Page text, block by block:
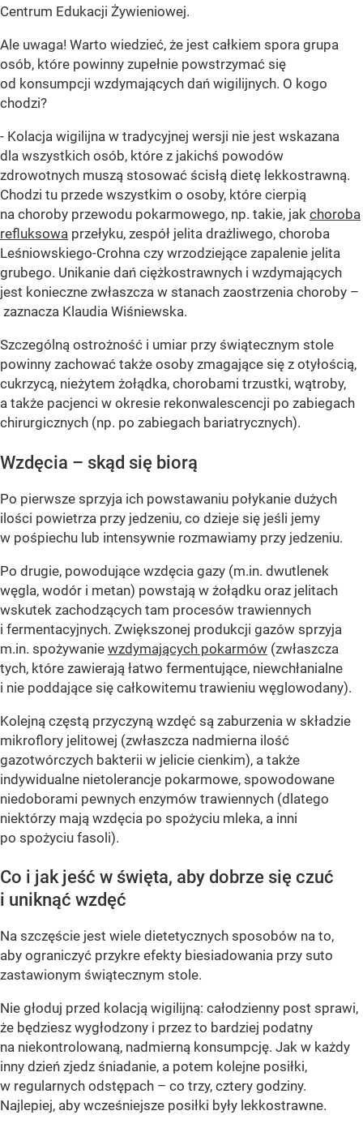
Centrum Edukacji Żywieniowej.
Ale uwaga! Warto wiedzieć, że jest całkiem spora grupa
osób, które powinny zupełnie powstrzymać się
od konsumpcji wzdymających dań wigilijnych. O kogo
chodzi?
- Kolacja wigilijna w tradycyjnej wersji nie jest wskazana
dla wszystkich osób, które z jakichś powodów
zdrowotnych muszą stosować ścisłą dietę lekkostrawną.
Chodzi tu przede wszystkim o osoby, które cierpią
na choroby przewodu pokarmowego, np. takie, jak choroba
refluksowa przełyku, zespół jelita drażliwego, choroba
Leśniowskiego-Crohna czy wrzodziejące zapalenie jelita
grubego. Unikanie dań ciężkostrawnych i wzdymających
jest konieczne zwłaszcza w stanach zaostrzenia choroby –
zaznacza Klaudia Wiśniewska.
Szczególną ostrożność i umiar przy świątecznym stole
powinny zachować także osoby zmagające się z otyłością,
cukrzycą, nieżytem żołądka, chorobami trzustki, wątroby,
a także pacjenci w okresie rekonwalescencji po zabiegach
chirurgicznych (np. po zabiegach bariatrycznych).
Wzdęcia – skąd się biorą
Po pierwsze sprzyja ich powstawaniu połykanie dużych
ilości powietrza przy jedzeniu, co dzieje się jeśli jemy
w pośpiechu lub intensywnie rozmawiamy przy jedzeniu.
Po drugie, powodujące wzdęcia gazy (m.in. dwutlenek
węgla, wodór i metan) powstają w żołądku oraz jelitach
wskutek zachodzących tam procesów trawiennych
i fermentacyjnych. Zwiększonej produkcji gazów sprzyja
m.in. spożywanie wzdymających pokarmów (zwłaszcza
tych, które zawierają łatwo fermentujące, niewchłanialne
i nie poddające się całkowitemu trawieniu węglowodany).
Kolejną częstą przyczyną wzdęć są zaburzenia w składzie
mikroflory jelitowej (zwłaszcza nadmierna ilość
gazotwórczych bakterii w jelicie cienkim), a także
indywidualne nietolerancje pokarmowe, spowodowane
niedoborami pewnych enzymów trawiennych (dlatego
niektórzy mają wzdęcia po spożyciu mleka, a inni
po spożyciu fasoli).
Co i jak jeść w święta, aby dobrze się czuć
i uniknąć wzdęć
Na szczęście jest wiele dietetycznych sposobów na to,
aby ograniczyć przykre efekty biesiadowania przy suto
zastawionym świątecznym stole.
Nie głoduj przed kolacją wigilijną: całodzienny post sprawi,
że będziesz wygłodzony i przez to bardziej podatny
na niekontrolowaną, nadmierną konsumpcję. Jak w każdy
inny dzień zjedz śniadanie, a potem kolejne posiłki,
w regularnych odstępach – co trzy, cztery godziny.
Najlepiej, aby wcześniejsze posiłki były lekkostrawne.